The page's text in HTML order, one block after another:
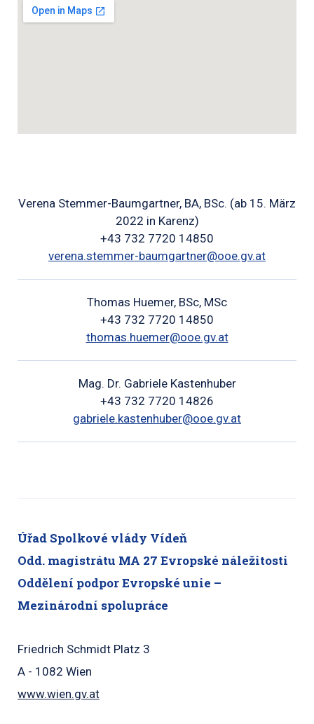
Verena Stemmer-Baumgartner, BA, BSc. (ab 15. März
2022 in Karenz)
+43 732 7720 14850
verena.stemmer-baumgartner@ooe.gv.at
Thomas Huemer, BSc, MSc
+43 732 7720 14850
thomas.huemer@ooe.gv.at
Mag. Dr. Gabriele Kastenhuber
+43 732 7720 14826
gabriele.kastenhuber@ooe.gv.at
Úřad Spolkové vlády Vídeň
Odd. magistrátu MA 27 Evropské náležitosti
Oddělení podpor Evropské unie –
Mezinárodní spolupráce
Friedrich Schmidt Platz 3
A - 1082 Wien
www.wien.gv.at